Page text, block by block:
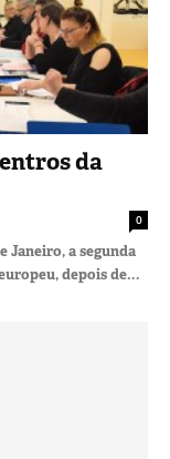
da
0
Janeiro, a segunda
depois de...